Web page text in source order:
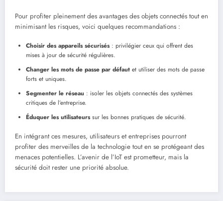
Pour profiter pleinement des avantages des objets connectés tout en
minimisant les risques, voici quelques recommandations :
Choisir des appareils sécurisés: privilégier ceux qui offrent des
mises à jour de sécurité régulières.
Changer les mots de passe par défaut et utiliser des mots de passe
forts et uniques.
Segmenter le réseau : isoler les objets connectés des systèmes
critiques de l’entreprise.
Éduquer les utilisateurssur les bonnes pratiques de sécurité.
En intégrant ces mesures, utilisateurs et entreprises pourront
profiter des merveilles de la technologie tout en se protégeant des
menaces potentielles. L’avenir de l’IoT est prometteur, mais la
sécurité doit rester une priorité absolue.